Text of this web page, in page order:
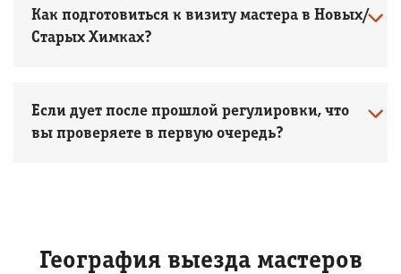
Как подготовиться к визиту мастера в Новых/
Старых Химках?
Если дует после прошлой регулировки, что
вы проверяете в первую очередь?
География выезда мастеров